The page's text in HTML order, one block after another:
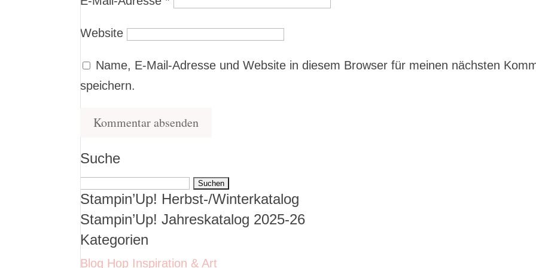
Website
Name, E-Mail-Adresse und Website in diesem Browser für meinen nächsten
speichern.
Suche
Suchen
nach:
Stampin’Up! Herbst-/Winterkatalog
Stampin’Up! Jahreskatalog 2025-26
Kategorien
Blog Hop Inspiration & Art